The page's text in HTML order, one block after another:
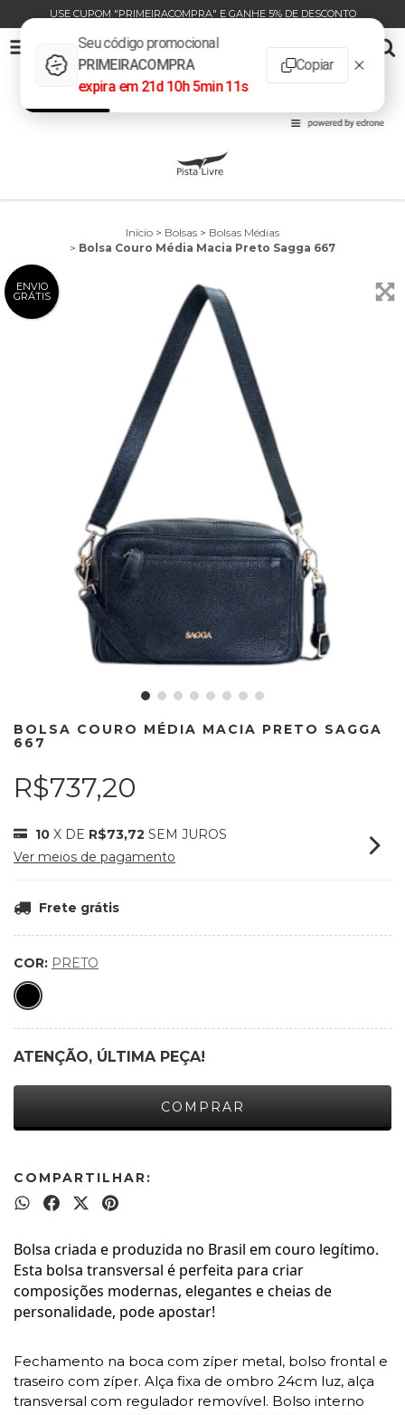
USE CUPOM "PRIMEIRACOMPRA" E GANHE 5% DE DESCONTO
BOLSA COURO MÉDIA MACIA PRETO SAGGA 667
INÍCIO
Início > Bolsas > Bolsas Médias
> Bolsa Couro Média Macia Preto Sagga 667
ENVIO
GRÁTIS
BOLSA COURO MÉDIA MACIA PRETO SAGGA
667
R$737,20
10 X DE R$73,72 SEM JUROS
Ver meios de pagamento
Frete grátis
COR: PRETO
ATENÇÃO, ÚLTIMA PEÇA!
COMPARTILHAR:
Bolsa criada e produzida no Brasil em couro legítimo.
Esta bolsa transversal é perfeita para criar
composições modernas, elegantes e cheias de
personalidade, pode apostar!
Fechamento na boca com zíper metal, bolso frontal e
traseiro com zíper. Alça fixa de ombro 24cm luz, alça
transversal com regulador removível. Bolso interno